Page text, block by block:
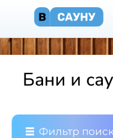
Бани и
Фильтр